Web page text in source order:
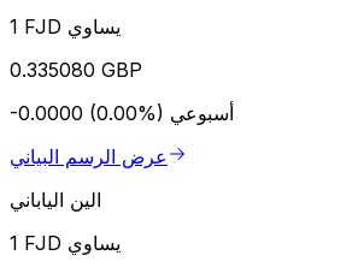
1 FJD يساوي
0.335080 GBP
-0.0000 (0.00%) أسبوعي
عرض الرسم البياني
الين الياباني
1 FJD يساوي